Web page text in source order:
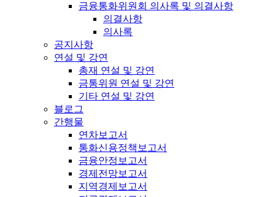
금융통화위원회 의사록 및 의결사항
의결사항
의사록
공지사항
연설 및 강연
총재 연설 및 강연
금통위원 연설 및 강연
기타 연설 및 강연
블로그
간행물
연차보고서
통화신용정책보고서
금융안정보고서
경제전망보고서
지역경제보고서